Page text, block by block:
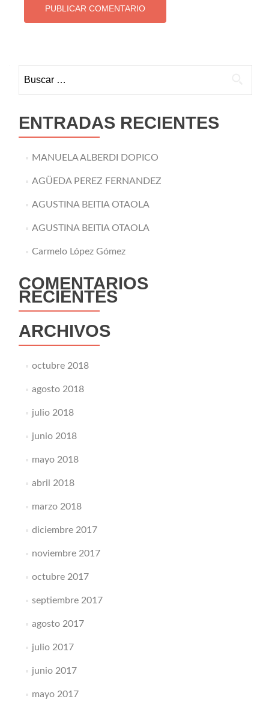
ENTRADAS RECIENTES
MANUELA ALBERDI DOPICO
AGÜEDA PEREZ FERNANDEZ
AGUSTINA BEITIA OTAOLA
AGUSTINA BEITIA OTAOLA
Carmelo López Gómez
COMENTARIOS
RECIENTES
ARCHIVOS
octubre 2018
agosto 2018
julio 2018
junio 2018
mayo 2018
abril 2018
marzo 2018
diciembre 2017
noviembre 2017
octubre 2017
septiembre 2017
agosto 2017
julio 2017
junio 2017
mayo 2017